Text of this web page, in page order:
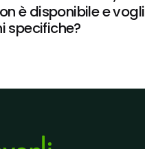
è disponibile e
specifiche?